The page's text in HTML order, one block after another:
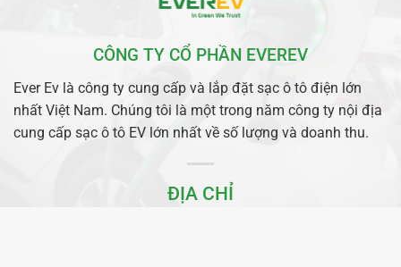
CÔNG TY CỔ PHẦN EVEREV
Ever Ev là công ty cung cấp và lắp đặt sạc ô tô điện lớn
nhất Việt Nam. Chúng tôi là một trong năm công ty nội địa
cung cấp sạc ô tô EV lớn nhất về số lượng và doanh thu.
ĐỊA CHỈ